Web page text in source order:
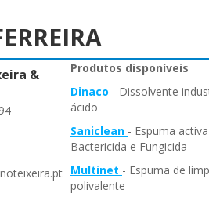
&
Produtos disponíveis
Dinaco - Dissolvente
ácido
Saniclean - Espuma activa
Bactericida e Fungicida
Multinet - Espuma de
polivalente